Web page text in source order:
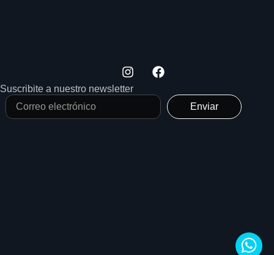
Suscribite a nuestro newsletter
Enviar